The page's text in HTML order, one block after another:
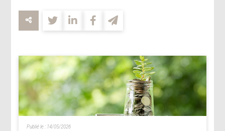
Publié le : 14/05/2026